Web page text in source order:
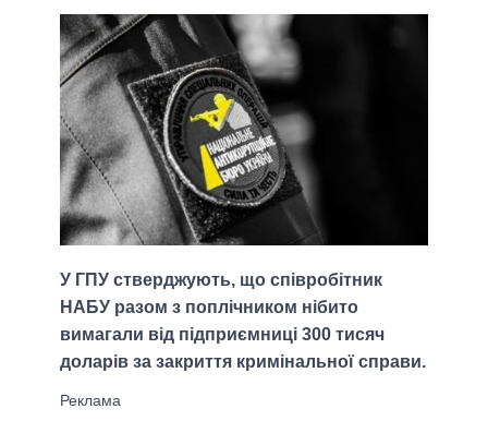
У ГПУ стверджують, що співробітник
НАБУ разом з поплічником нібито
вимагали від підприємниці 300 тисяч
доларів за закриття кримінальної справи.